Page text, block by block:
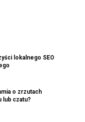
lokalnego SEO
o zrzutach
lub czatu?